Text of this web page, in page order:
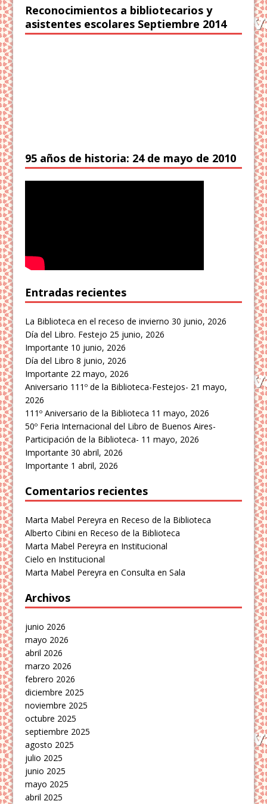
Reconocimientos a bibliotecarios y
asistentes escolares Septiembre 2014
95 años de historia: 24 de mayo de 2010
Entradas recientes
La Biblioteca en el receso de invierno 30 junio, 2026
Día del Libro. Festejo 25 junio, 2026
Importante 10 junio, 2026
Día del Libro 8 junio, 2026
Importante 22 mayo, 2026
Aniversario 111º de la Biblioteca-Festejos- 21 mayo,
2026
111º Aniversario de la Biblioteca 11 mayo, 2026
50º Feria Internacional del Libro de Buenos Aires-
Participación de la Biblioteca- 11 mayo, 2026
Importante 30 abril, 2026
Importante 1 abril, 2026
Comentarios recientes
Marta Mabel Pereyra en Receso de la Biblioteca
Alberto Cibini en Receso de la Biblioteca
Marta Mabel Pereyra en Institucional
Cielo en Institucional
Marta Mabel Pereyra enConsulta en Sala
Archivos
junio 2026
mayo 2026
abril 2026
marzo 2026
febrero 2026
diciembre 2025
noviembre 2025
octubre 2025
septiembre 2025
agosto 2025
julio 2025
junio 2025
mayo 2025
abril 2025